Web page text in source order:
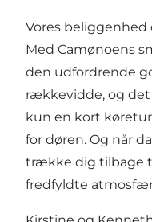
Vores
Med Camønoens
den udfordrende
rækkevidde, og
kun en kort
for døren. Og når
trække dig tilbage
fredfyldte